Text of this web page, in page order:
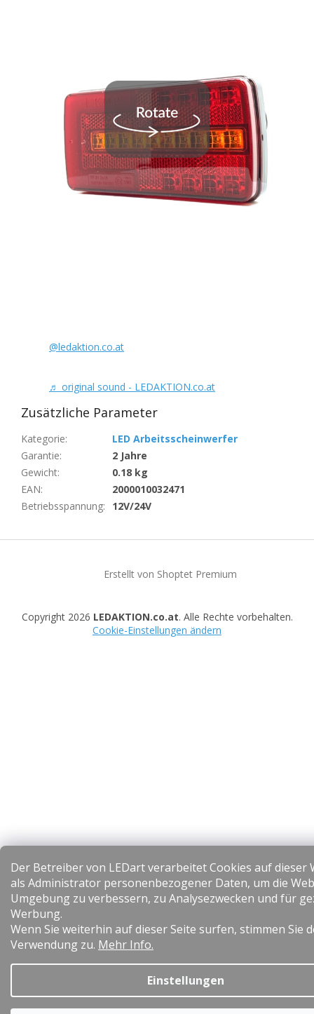
Der Betreiber von LEDart verarbeitet Cookies auf dieser
als Administrator personenbezogener Daten, um die
Umgebung zu verbessern, zu Analysezwecken und für
Werbung.
Wenn Sie weiterhin auf dieser Seite surfen, stimmen Sie
Verwendung zu. Mehr Info.
Einstellungen
@ledaktion.co.at
♬ original sound - LEDAKTION.co.at
Zusätzliche Parameter
Kategorie:
LED Arbeitsscheinwerfer
Garantie:
2 Jahre
Gewicht:
0.18 kg
EAN:
2000010032471
Betriebsspannung: 12V/24V
F
Erstellt von Shoptet Premium
Copyright 2026 LEDAKTION.co.at. Alle Rechte vorbehalten.
Cookie-Einstellungen ändern